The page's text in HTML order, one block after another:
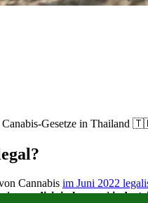
Canabis-Gesetze in Thailand
Cannabis im Juni 2022
denmedizinischenund